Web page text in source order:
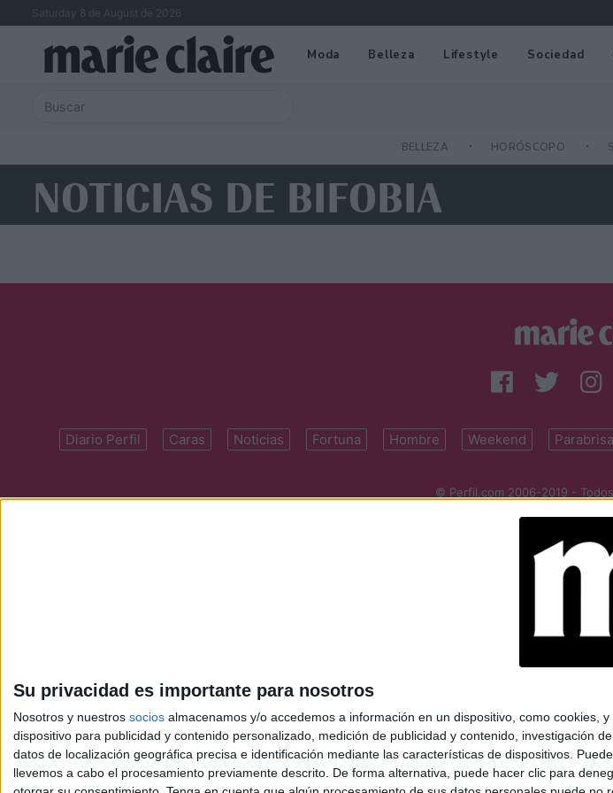
Su privacidad es importante para nosotros
Nosotros y nuestros socios almacenamos y/o accedemos a información en un dispositivo, como cookies,
dispositivo para publicidad y contenido personalizado, medición de publicidad y contenido, investigación
datos de localización geográfica precisa e identificación mediante las características de dispositivos.
llevemos a cabo el procesamiento previamente descrito. De forma alternativa, puede hacer clic para
Saturday 8 de August de 2026
Moda Belleza Lifestyle Sociedad
BELLEZA HORÓSCOPO
NOTICIAS DE BIFOBIA
Diario Perfil Caras Noticias Fortuna Hombre Weekend
© Perfil.com 2006-2019 -
perfilcom@perfil.com|